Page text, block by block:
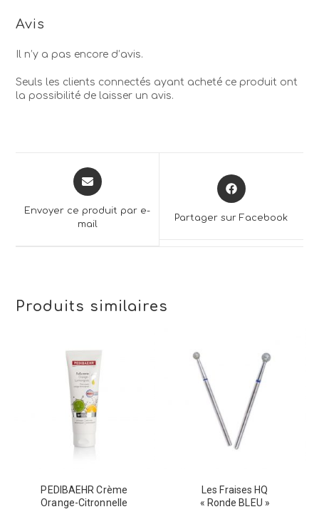
Avis
Il n’y a pas encore d’avis.
Seuls les clients connectés ayant acheté ce produit ont
la possibilité de laisser un avis.
Opens
in
new
Envoyer ce produit par e-
mail
Opens
in
Partager sur Facebook
Produits similaires
PEDIBAEHR Crème
Orange-Citronnelle
Les Fraises HQ
« Ronde BLEU »